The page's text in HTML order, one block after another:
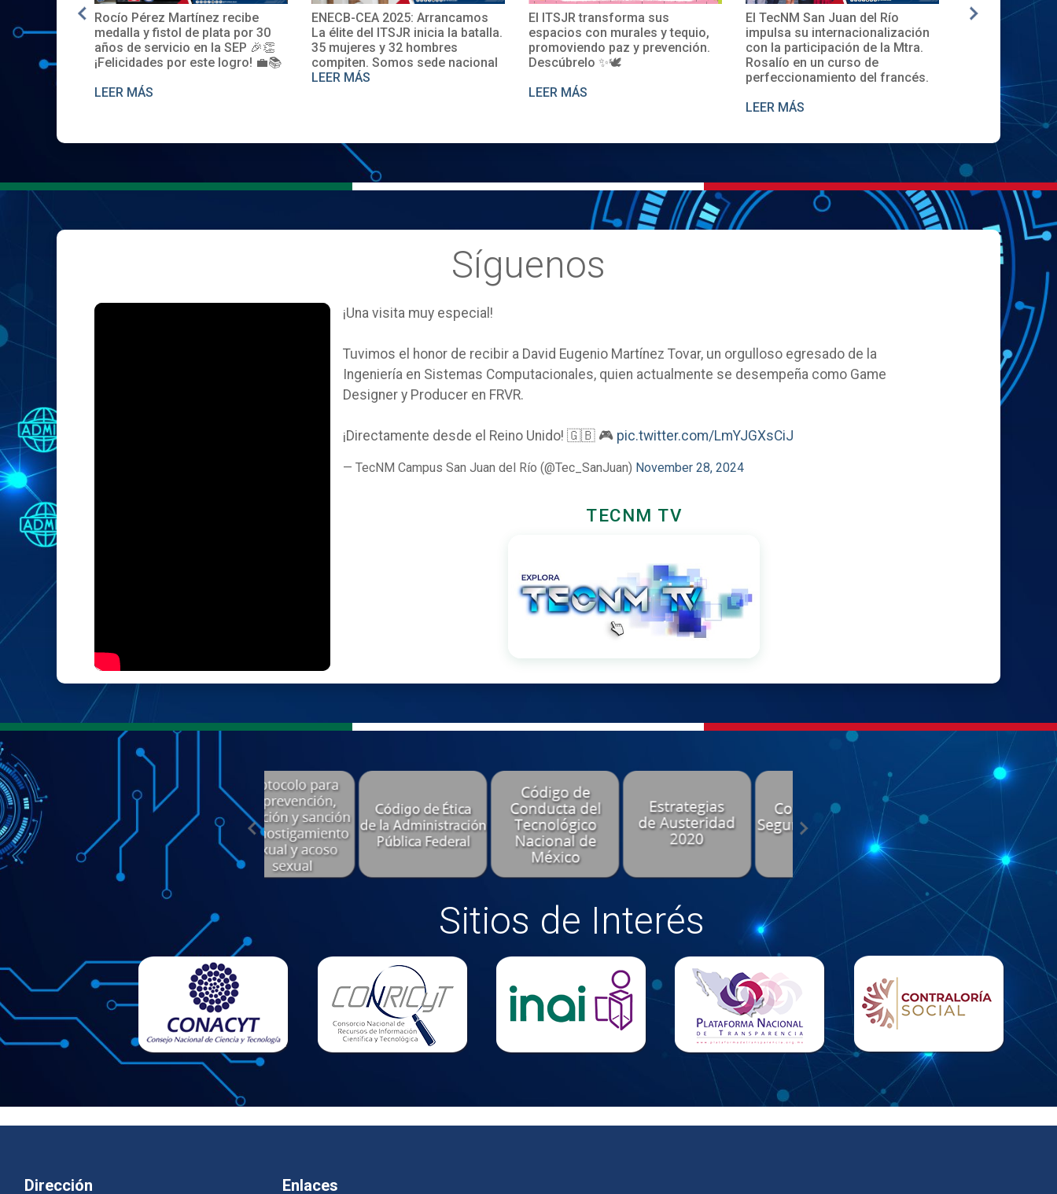
Rocío Pérez Martínez recibe
medalla y fistol de plata por 30
años de servicio en la SEP 🎉👏
¡Felicidades por este logro! 💼📚
ENECB-CEA 2025: Arrancamos
La élite del ITSJR inicia la batalla.
35 mujeres y 32 hombres
compiten. Somos sede nacional
El ITSJR transforma sus
espacios con murales y tequio,
promoviendo paz y prevención.
Descúbrelo ✨🕊
El TecNM San Juan del Río
impulsa su internacionalización
con la participación de la Mtra.
Rosalío en un curso de
perfeccionamiento del francés.
✨🎓Toma de Protesta del
Local del XXXII ENECB-CEA
en el TecNM San Juan del Río
LEER MÁS
Síguenos
¡Una visita muy especial!
Tuvimos el honor de recibir a David Eugenio Martínez Tovar, un orgulloso egresado de la
Ingeniería en Sistemas Computacionales, quien actualmente se desempeña como Game
Designer y Producer en FRVR.
¡Directamente desde el Reino Unido! 🇬🇧 🎮 pic.twitter.com/LmYJGXsCiJ
— TecNM Campus San Juan del Río (@Tec_SanJuan) November 28, 2024
TECNM TV
Sitios de Interés
Dirección Enlaces